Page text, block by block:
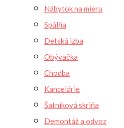
Nábytok na mieru
Spálňa
Detská izba
Obývačka
Chodba
Kancelárie
Šatníková skriňa
Demontáž a odvoz